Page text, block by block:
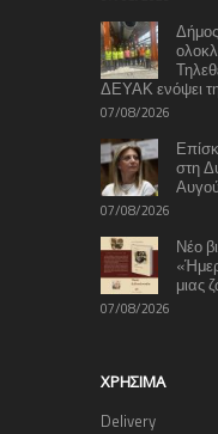
ΔΕΥΑΚ ενόψει
07/08/2026
στη
07/08/2026
Νέο
μιας
07/08/2026
ΧΡΉΣΙΜΑ
Delivery